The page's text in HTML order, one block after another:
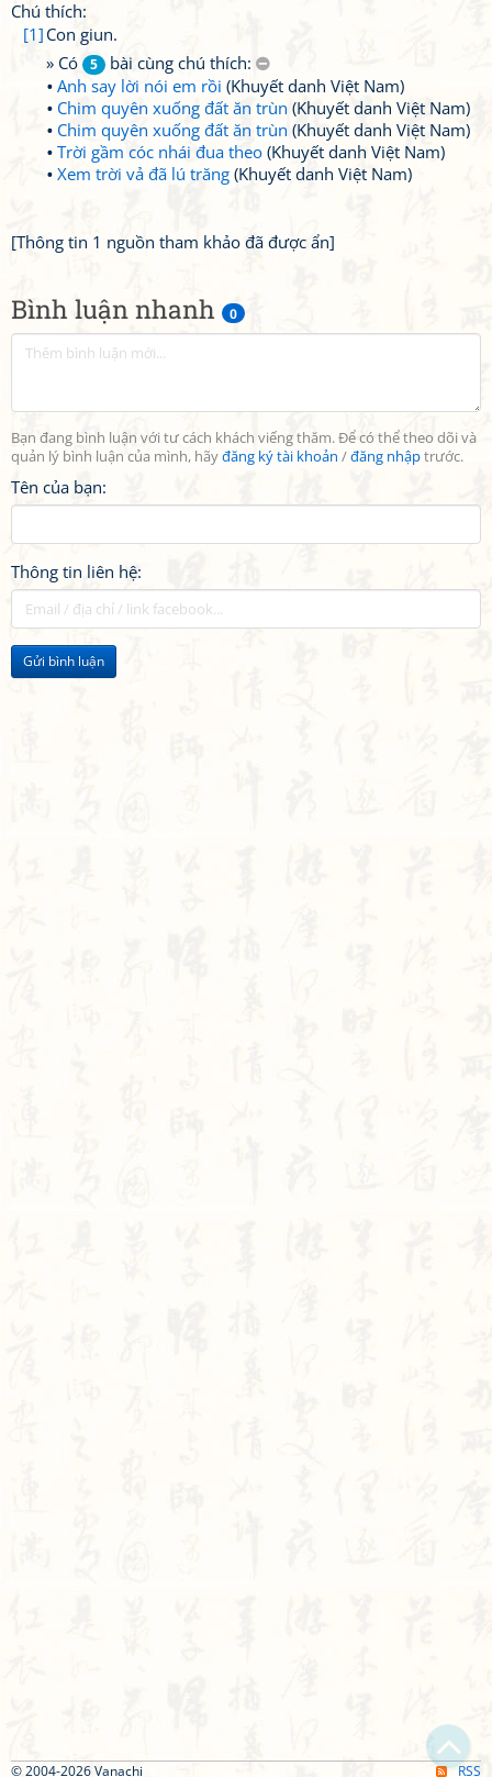
Bình luận nhanh 0
Bạn đang bình luận với tư cách khách viếng thăm. Để có thể theo dõi và
quản lý bình luận của mình, hãyđăng ký tài khoản /đăng nhậptrước.
Tên của bạn:
Thông tin liên hệ:
Gửi bình luận
Chú thích:
[1] Con giun.
» Có
5
bài cùng chú thích:
Anh say lời nói em rồi (Khuyết danh Việt Nam)
Chim quyên xuống đất ăn trùn (Khuyết danh Việt Nam)
Chim quyên xuống đất ăn trùn (Khuyết danh Việt Nam)
Trời gầm cóc nhái đua theo (Khuyết danh Việt Nam)
Xem trời vả đã lú trăng (Khuyết danh Việt Nam)
[Thông tin 1 nguồn tham khảo đã được ẩn]
© 2004-2026 Vanachi RSS